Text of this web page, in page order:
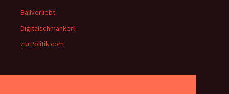
Ballverliebt
Digitalschmankerl
zurPolitik.com